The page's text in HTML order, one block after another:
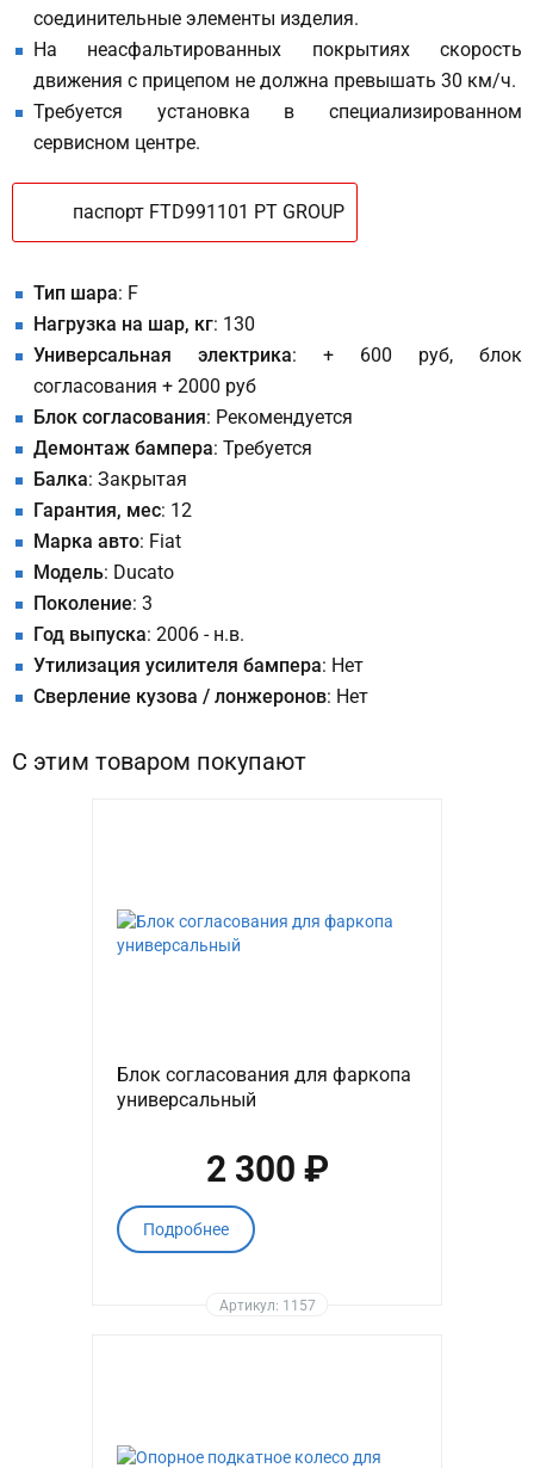
соединительные элементы изделия.
На неасфальтированных покрытиях скорость
движения с прицепом не должна превышать 30 км/ч.
Требуется установка в специализированном
сервисном центре.
паспорт FTD991101 PT GROUP
Тип шара: F
Нагрузка на шар, кг: 130
Универсальная электрика: + 600 руб, блок
согласования + 2000 руб
Блок согласования: Рекомендуется
Демонтаж бампера: Требуется
Балка: Закрытая
Гарантия, мес: 12
Марка авто: Fiat
Модель: Ducato
Поколение: 3
Год выпуска: 2006 - н.в.
Утилизация усилителя бампера: Нет
Сверление кузова / лонжеронов: Нет
С этим товаром покупают
Блок согласования для фаркопа
универсальный
2 300 ₽
Подробнее
Артикул: 1157